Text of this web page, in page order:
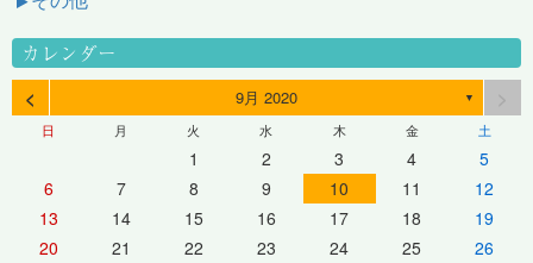
カレンダー
< 9月 2020 ▼
日 月 火 水 木 金 土
1 2 3 4
5
6
7 8 9 10 11
12
13
14 15 16 17 18
19
20
21 22 23 24 25
26